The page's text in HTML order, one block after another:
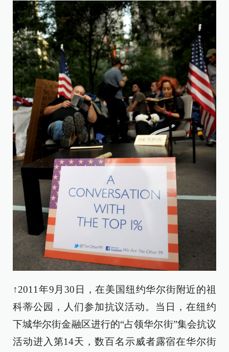
↑2011年9月30日，在美国纽约华尔街附近的祖
科蒂公园，人们参加抗议活动。当日，在纽约
下城华尔街金融区进行的“占领华尔街”集会抗议
活动进入第14天，数百名示威者露宿在华尔街